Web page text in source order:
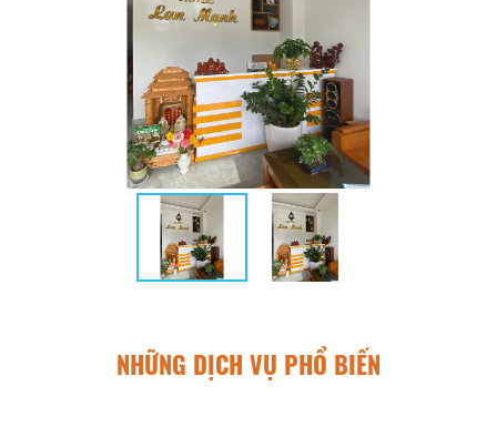
NHỮNG DỊCH VỤ PHỔ BIẾN